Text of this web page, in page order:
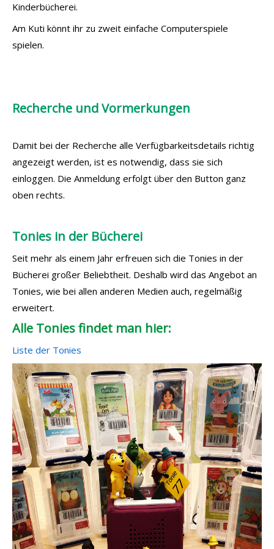
Kinderbücherei.
Am Kuti könnt ihr zu zweit einfache Computerspiele
spielen.
Recherche und Vormerkungen
Damit bei der Recherche alle Verfügbarkeitsdetails richtig
angezeigt werden, ist es notwendig, dass sie sich
einloggen. Die Anmeldung erfolgt über den Button ganz
oben rechts.
Tonies in der Bücherei
Seit mehr als einem Jahr erfreuen sich die Tonies in der
Bücherei großer Beliebtheit. Deshalb wird das Angebot an
Tonies, wie bei allen anderen Medien auch, regelmäßig
erweitert.
Alle Tonies findet man hier:
Liste der Tonies